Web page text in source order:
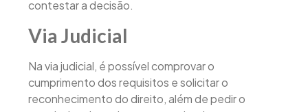
contestar a decisão.
Via Judicial
Na via judicial, é possível comprovar o
cumprimento dos requisitos e solicitar o
reconhecimento do direito, além de pedir o